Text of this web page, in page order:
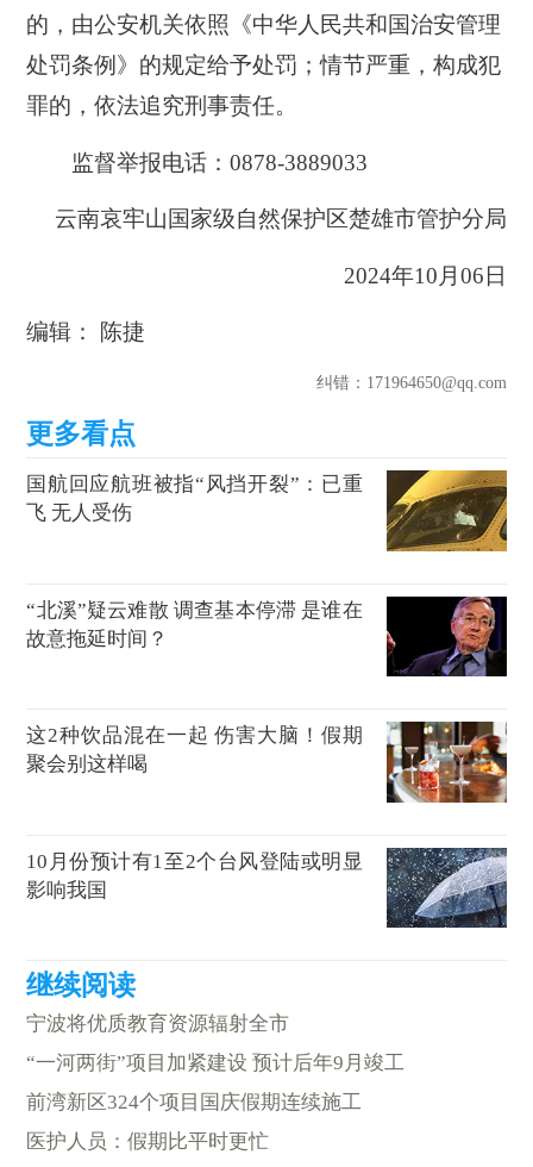
的，由公安机关依照《中华人民共和国治安管理
处罚条例》的规定给予处罚；情节严重，构成犯
罪的，依法追究刑事责任。
监督举报电话：0878-3889033
云南哀牢山国家级自然保护区楚雄市管护分局
2024年10月06日
编辑： 陈捷
纠错：171964650@qq.com
国航回应航班被指“风挡开裂”：已重
飞 无人受伤
“北溪”疑云难散 调查基本停滞 是谁在
故意拖延时间？
这2种饮品混在一起 伤害大脑！假期
聚会别这样喝
10月份预计有1至2个台风登陆或明显
影响我国
宁波将优质教育资源辐射全市
“一河两街”项目加紧建设 预计后年9月竣工
前湾新区324个项目国庆假期连续施工
医护人员：假期比平时更忙